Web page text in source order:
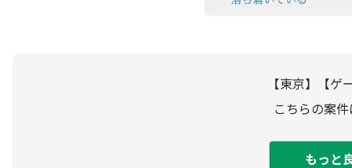
【東京】【ゲ
こちらの案
もっと